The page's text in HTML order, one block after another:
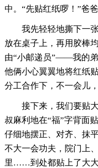
中。“先贴红纸啰！”爸爸
我先轻轻地撕下一
放在桌子上，再用胶棒
由“小邮递员”——我的
他俩小心翼翼地将红纸
分工合作下，不一会儿
接下来，我们要贴
叔麻利地在“福”字背面
仔细地摆正、对齐、抹
不大一会功夫，院门上
里……到处都贴上了大大